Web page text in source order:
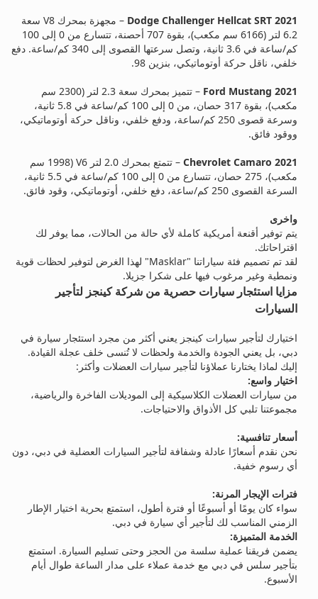
Dodge Challenger Hellcat SRT 2021
– مجهزة بمحرك V8 سعة
6.2 لتر (6166 سم مكعب)، بقوة 707 أحصنة، تتسارع من 0 إلى 100
كم/ساعة في 3.6 ثانية، وتصل سرعتها القصوى إلى 340 كم/ساعة. دفع
خلفي، ناقل حركة أوتوماتيكي، بنزين 98.
Ford Mustang 2021
– تتميز بمحرك سعة 2.3 لتر (2300 سم
مكعب)، بقوة 317 حصان، من 0 إلى 100 كم/ساعة في 5.8 ثانية،
وسرعة قصوى 250 كم/ساعة، ودفع خلفي، وناقل حركة أوتوماتيكي،
ووقود فائق.
Chevrolet Camaro 2021
– تتمتع بمحرك 2.0 لتر V6 (1998 سم
مكعب)، 275 حصان، تتسارع من 0 إلى 100 كم/ساعة في 5.5 ثانية،
السرعة القصوى 250 كم/ساعة، دفع خلفي، أوتوماتيكي، وقود فائق.
واخرى
يتم توفير أقنعة أمريكية كاملة لأي حالة من الحالات، مما يوفر لك
اقتراحاتك.
لقد تم تصميم فئة سياراتنا "Masklar" لهذا الغرض لتوفير لحظات قوية
ونمطية وغير مرغوب فيها على شكرا جزيلا.
مزايا استئجار سيارات حصرية من شركة كينجز لتأجير
السيارات
اختيارك لتأجير سيارات كينجز يعني أكثر من مجرد استئجار سيارة في
دبي، بل يعني الجودة والخدمة ولحظات لا تُنسى خلف عجلة القيادة.
إليك لماذا يختارنا عملاؤنا لتأجير سيارات العضلات وأكثر:
اختيار واسع:
من سيارات العضلات الكلاسيكية إلى الموديلات الفاخرة والرياضية،
مجموعتنا تلبي كل الأذواق والاحتياجات.
أسعار تنافسية:
نحن نقدم أسعارًا عادلة وشفافة لتأجير السيارات العضلية في دبي، دون
أي رسوم خفية.
فترات الإيجار المرنة:
سواء كان يومًا أو أسبوعًا أو فترة أطول، استمتع بحرية اختيار الإطار
الزمني المناسب لك لتأجير أي سيارة في دبي.
الخدمة المتميزة:
يضمن فريقنا عملية سلسة من الحجز وحتى تسليم السيارة. استمتع
بتأجير سلس في دبي مع خدمة عملاء على مدار الساعة طوال أيام
الأسبوع.